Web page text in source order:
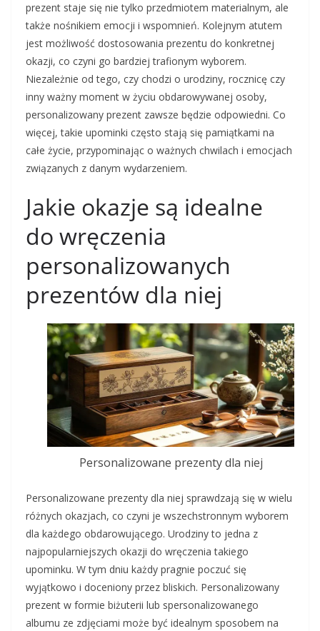
prezent staje się nie tylko przedmiotem materialnym, ale
także nośnikiem emocji i wspomnień. Kolejnym atutem
jest możliwość dostosowania prezentu do konkretnej
okazji, co czyni go bardziej trafionym wyborem.
Niezależnie od tego, czy chodzi o urodziny, rocznicę czy
inny ważny moment w życiu obdarowywanej osoby,
personalizowany prezent zawsze będzie odpowiedni. Co
więcej, takie upominki często stają się pamiątkami na
całe życie, przypominając o ważnych chwilach i emocjach
związanych z danym wydarzeniem.
Jakie okazje są idealne
do wręczenia
personalizowanych
prezentów dla niej
Personalizowane prezenty dla niej
Personalizowane prezenty dla niej sprawdzają się w wielu
różnych okazjach, co czyni je wszechstronnym wyborem
dla każdego obdarowującego. Urodziny to jedna z
najpopularniejszych okazji do wręczenia takiego
upominku. W tym dniu każdy pragnie poczuć się
wyjątkowo i doceniony przez bliskich. Personalizowany
prezent w formie biżuterii lub spersonalizowanego
albumu ze zdjęciami może być idealnym sposobem na